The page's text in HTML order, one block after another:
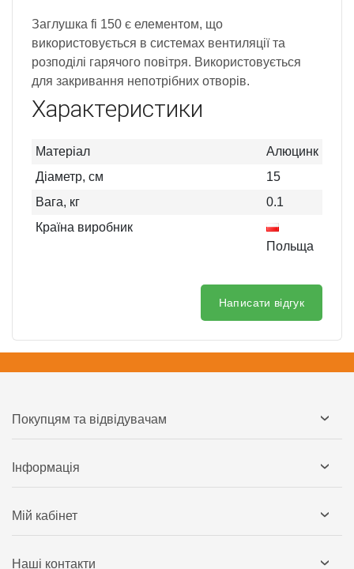
Заглушка fi 150 є елементом, що
використовується в системах вентиляції та
розподілі гарячого повітря. Використовується
для закривання непотрібних отворів.
Характеристики
Матеріал
Алюцинк
Діаметр, см
15
Вага, кг
0.1
Країна виробник
Польща
Написати відгук
Покупцям та відвідувачам
Інформація
Мій кабінет
Наші контакти